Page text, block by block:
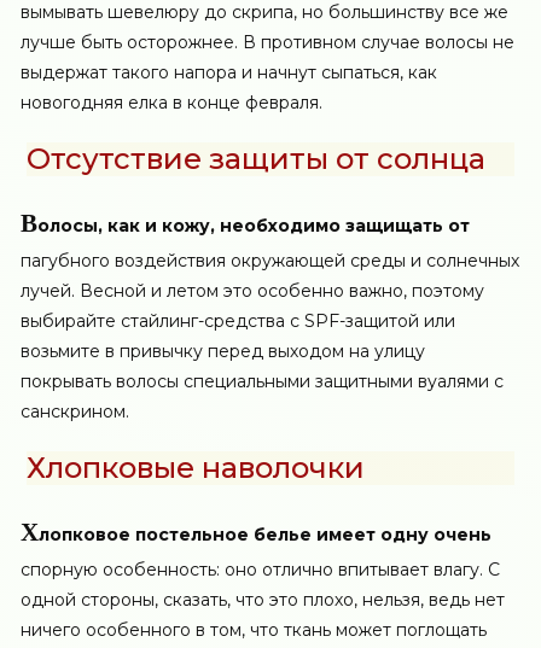
вымывать шевелюру до скрипа, но большинству все же
лучше быть осторожнее. В противном случае волосы не
выдержат такого напора и начнут сыпаться, как
новогодняя елка в конце февраля.
Отсутствие защиты от солнца
Волосы, как и кожу, необходимо защищать от
пагубного воздействия окружающей среды и солнечных
лучей. Весной и летом это особенно важно, поэтому
выбирайте стайлинг-средства с SPF-защитой или
возьмите в привычку перед выходом на улицу
покрывать волосы специальными защитными вуалями с
санскрином.
Хлопковые наволочки
Хлопковое постельное белье имеет одну очень
спорную особенность: оно отлично впитывает влагу. С
одной стороны, сказать, что это плохо, нельзя, ведь нет
ничего особенного в том, что ткань может поглощать